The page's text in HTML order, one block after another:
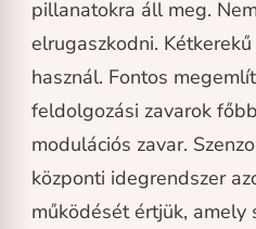
pillanatokra áll meg.
elrugaszkodni.
használ. Fontos
feldolgozási zavarok
modulációs zavar.
központi idegrendszer
működését értjük, amely